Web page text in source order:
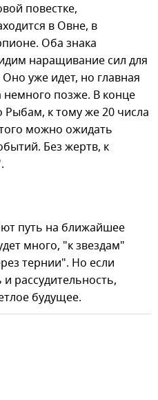
повестке,
в Овне, в
Оба знака
наращивание сил для
уже идет, но главная
немного позже. В конце
к тому же 20 числа
можно ожидать
Без жертв, к
путь на ближайшее
много, "к звездам"
тернии". Но если
рассудительность,
будущее.